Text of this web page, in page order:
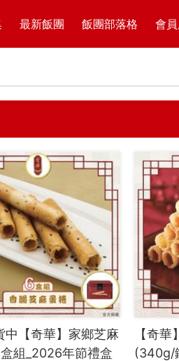
最新飯團 飯團部落格 會
中【奇華】家鄉芝麻
組_2026年節禮盒
【奇
(340g/